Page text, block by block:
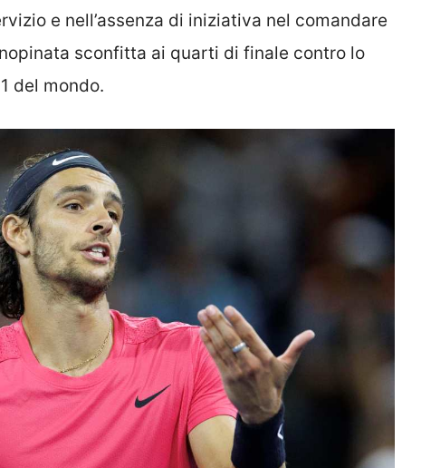
e nell’assenza di iniziativa nel comandare
sconfitta ai quarti di finale contro lo
del mondo.